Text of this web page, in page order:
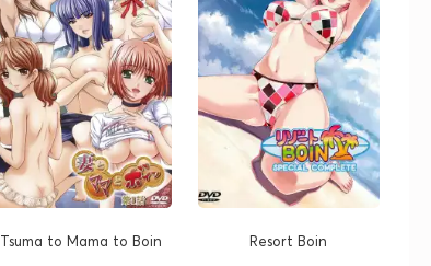
Tsuma to Mama to Boin Resort Boin